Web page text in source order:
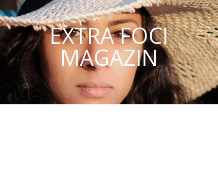
EXTRA FOCI
MAGAZIN